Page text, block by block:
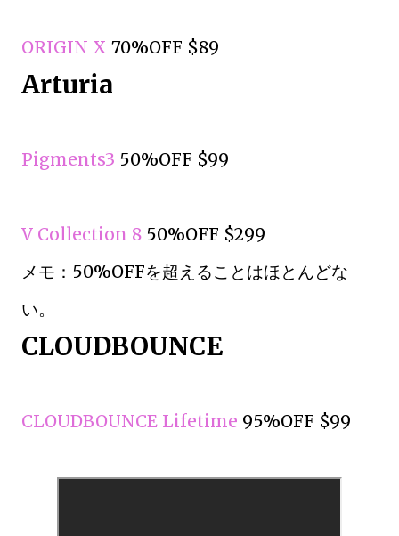
ORIGIN X 70%OFF $89
Arturia
Pigments3 50%OFF $99
V Collection 8 50%OFF $299
メモ：50%OFFを超えることはほとんどな
い。
CLOUDBOUNCE
CLOUDBOUNCE Lifetime 95%OFF $99